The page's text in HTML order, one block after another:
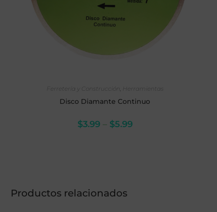
Ferretería y Construcción
Herramientas
Disco Diamante Continuo
$3.99 – $5.99
Productos relacionados